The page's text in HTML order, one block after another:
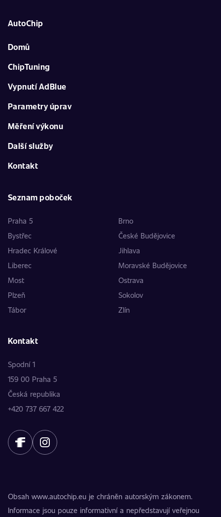
AutoChip
Domů
ChipTuning
Vypnutí AdBlue
Parametry úprav
Měření výkonu
Další služby
Kontakt
Seznam poboček
Praha 5
Brno
Bystřec
České Budějovice
Hradec Králové
Jihlava
Liberec
Moravské Budějovice
Most
Ostrava
Plzeň
Sokolov
Tábor
Zlín
Kontakt
Spodní 1
159 00 Praha 5
Česká republika
+420 737 667 422
Obsah www.autochip.eu je chráněn autorským zákonem.
Informace jsou pouze informativní a nepředstavují veřejnou